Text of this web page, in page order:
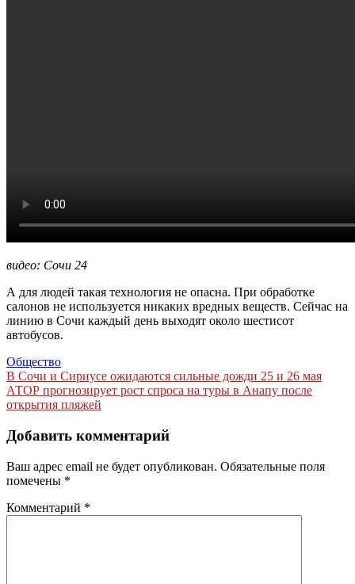
видео: Сочи 24
А для людей такая технология не опасна. При обработке
салонов не используется никаких вредных веществ. Сейчас на
линию в Сочи каждый день выходят около шестисот
автобусов.
Общество
Навигация
по
В Сочи и Сириусе ожидаются сильные дожди 25 и 26 мая
АТОР прогнозирует рост спроса на туры в Анапу после
открытия пляжей
Добавить комментарий
Ваш адрес email не будет опубликован. Обязательные поля
помечены *
Комментарий *